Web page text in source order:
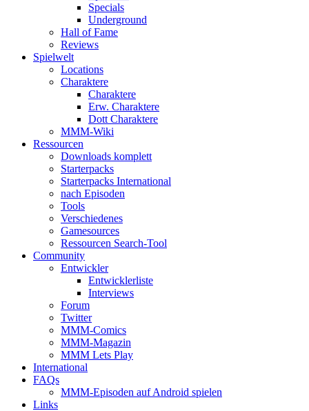
Specials
Underground
Hall of Fame
Reviews
Spielwelt
Locations
Charaktere
Charaktere
Erw. Charaktere
Dott Charaktere
MMM-Wiki
Ressourcen
Downloads komplett
Starterpacks
Starterpacks International
nach Episoden
Tools
Verschiedenes
Gamesources
Ressourcen Search-Tool
Community
Entwickler
Entwicklerliste
Interviews
Forum
Twitter
MMM-Comics
MMM-Magazin
MMM Lets Play
International
FAQs
MMM-Episoden auf Android spielen
Links